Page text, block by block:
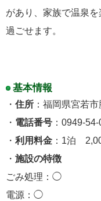
があり、家族で温泉
過ごせます。
基本情報
・ 住所 ：福岡県宮若
・ 電話番号 ：0949-
・ 利用料金 ：1泊
・ 施設の特徴
ごみ処理：◯
電源：◯